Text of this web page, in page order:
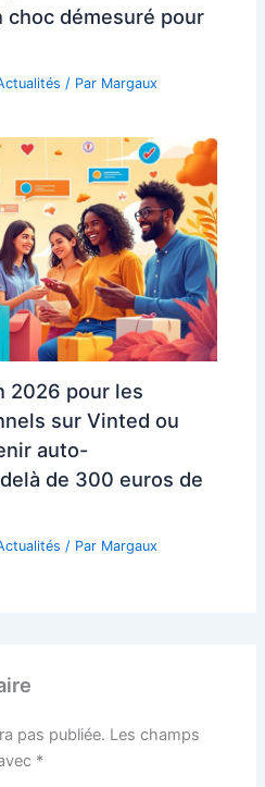
choc démesuré pour
/ Par Margaux
2026 pour les
sur Vinted ou
auto-
de 300 euros de
/ Par Margaux
pas publiée. Les champs
*